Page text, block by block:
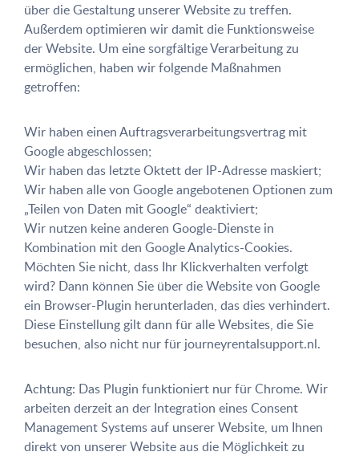
über die Gestaltung unserer Website zu treffen.
Außerdem optimieren wir damit die Funktionsweise
der Website. Um eine sorgfältige Verarbeitung zu
ermöglichen, haben wir folgende Maßnahmen
getroffen:
Wir haben einen Auftragsverarbeitungsvertrag mit
Google abgeschlossen;
Wir haben das letzte Oktett der IP-Adresse maskiert;
Wir haben alle von Google angebotenen Optionen zum
„Teilen von Daten mit Google“ deaktiviert;
Wir nutzen keine anderen Google-Dienste in
Kombination mit den Google Analytics-Cookies.
Möchten Sie nicht, dass Ihr Klickverhalten verfolgt
wird? Dann können Sie über die Website von Google
ein Browser-Plugin herunterladen, das dies verhindert.
Diese Einstellung gilt dann für alle Websites, die Sie
besuchen, also nicht nur für journeyrentalsupport.nl.
Achtung: Das Plugin funktioniert nur für Chrome. Wir
arbeiten derzeit an der Integration eines Consent
Management Systems auf unserer Website, um Ihnen
direkt von unserer Website aus die Möglichkeit zu